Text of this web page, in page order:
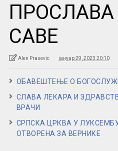
ПРОСЛАВА
САВЕ
Alen Prasevic јануар 29, 2023 20:10
ОБАВЕШТЕЊЕ О
СЛАВА ЛЕКАРА И
ВРАЧИ
СРПСКА ЦРКВА У
ОТВОРЕНА ЗА ВЕРНИКЕ